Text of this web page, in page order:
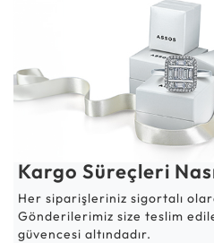
Kargo Süreçleri
Her siparişleriniz sigortalı
Gönderilerimiz size teslim
güvencesi altındadır.